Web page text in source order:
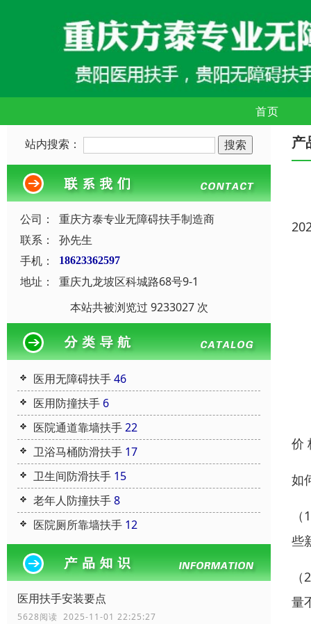
首页
站内搜索：
公司：
重庆方泰专业无障碍扶手制造商
联系：
孙先生
手机：
18623362597
地址：
重庆九龙坡区科城路68号9-1
本站共被浏览过 9233027 次
医用无障碍扶手46
医用防撞扶手 6
医院通道靠墙扶手22
卫浴马桶防滑扶手 17
卫生间防滑扶手 15
老年人防撞扶手8
医院厕所靠墙扶手 12
医用扶手安装要点
5628阅读 2025-11-01 22:25:27
产
价
如
些
量